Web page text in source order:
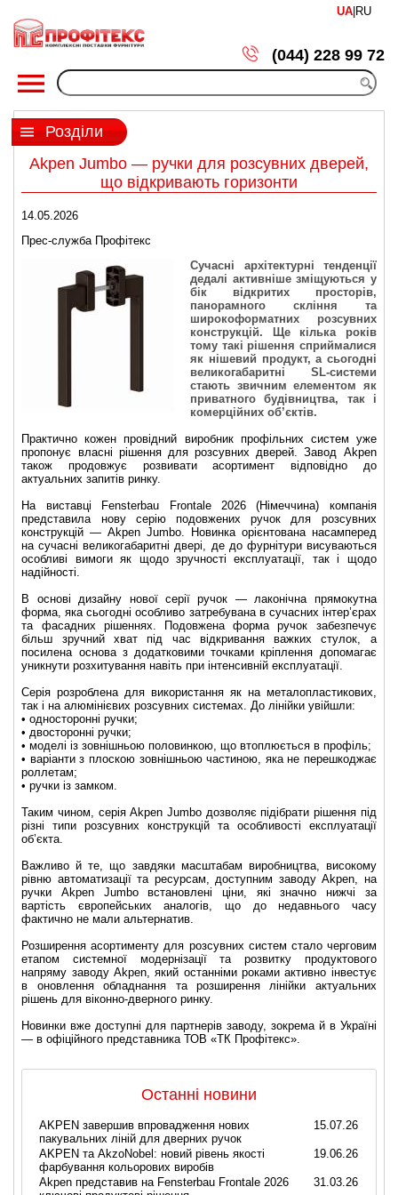
UA RU
(044) 228 99 72
Розділи
Akpen Jumbo — ручки для розсувних дверей,
що відкривають горизонти
14.05.2026
Прес-служба Профітекс
Сучасні архітектурні тенденції
дедалі активніше зміщуються у
бік відкритих просторів,
панорамного скління та
широкоформатних розсувних
конструкцій. Ще кілька років
тому такі рішення сприймалися
як нішевий продукт, а сьогодні
великогабаритні SL-системи
стають звичним елементом як
приватного будівництва, так і
комерційних об’єктів.
Практично кожен провідний виробник профільних систем уже
пропонує власні рішення для розсувних дверей. Завод Akpen
також продовжує розвивати асортимент відповідно до
актуальних запитів ринку.
На виставці Fensterbau Frontale 2026 (Німеччина) компанія
представила нову серію подовжених ручок для розсувних
конструкцій — Akpen Jumbo. Новинка орієнтована насамперед
на сучасні великогабаритні двері, де до фурнітури висуваються
особливі вимоги як щодо зручності експлуатації, так і щодо
надійності.
В основі дизайну нової серії ручок — лаконічна прямокутна
форма, яка сьогодні особливо затребувана в сучасних інтер’єрах
та фасадних рішеннях. Подовжена форма ручок забезпечує
більш зручний хват під час відкривання важких стулок, а
посилена основа з додатковими точками кріплення допомагає
уникнути розхитування навіть при інтенсивній експлуатації.
Серія розроблена для використання як на металопластикових,
так і на алюмінієвих розсувних системах. До лінійки увійшли:
• односторонні ручки;
• двосторонні ручки;
• моделі із зовнішньою половинкою, що втоплюється в профіль;
• варіанти з плоскою зовнішньою частиною, яка не перешкоджає
роллетам;
• ручки із замком.
Таким чином, серія Akpen Jumbo дозволяє підібрати рішення під
різні типи розсувних конструкцій та особливості експлуатації
об’єкта.
Важливо й те, що завдяки масштабам виробництва, високому
рівню автоматизації та ресурсам, доступним заводу Akpen, на
ручки Akpen Jumbo встановлені ціни, які значно нижчі за
вартість європейських аналогів, що до недавнього часу
фактично не мали альтернатив.
Розширення асортименту для розсувних систем стало черговим
етапом системної модернізації та розвитку продуктового
напряму заводу Akpen, який останніми роками активно інвестує
в оновлення обладнання та розширення лінійки актуальних
рішень для віконно-дверного ринку.
Новинки вже доступні для партнерів заводу, зокрема й в Україні
— в офіційного представника ТОВ «ТК Профітекс».
Останні новини
AKPEN завершив впровадження нових
пакувальних ліній для дверних ручок
15.07.26
AKPEN та AkzoNobel: новий рівень якості
фарбування кольорових виробів
19.06.26
Akpen представив на Fensterbau Frontale 2026
31.03.26